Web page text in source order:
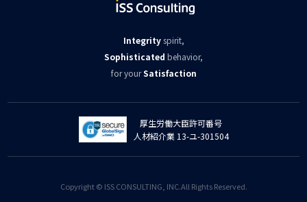
Integrityspirit,
Sophisticated behavior,
for yourSatisfaction
厚生労働大臣許可番号
人材紹介業 13-ユ-301504
Copyright © ISS CONSULTING, INC.All Rights Reserved.